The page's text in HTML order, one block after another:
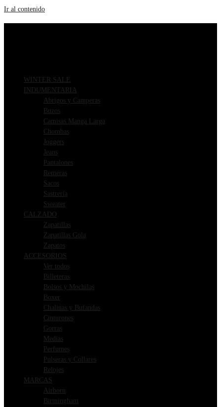
Ir al contenido
WINTER SALE
INDUMENTARIA
Abrigos y Camperas
Buzos
Camisas Manga Larga
Chombas
Joggers
Jeans
Pantalones
Remeras
Sacos
Sastrería
Sweater
CALZADO
Zapatillas
Zapatillas Gola
Zapatos
ACCESORIOS
Ver todos
Billeteras
Bolsos y Mochilas
Boxer
Chalinas y Bufandas
Cinturones
Gorras
Medias
Perfumes
Pulseras y Collares
Relojes
MARCAS
Airborn
Birmingham